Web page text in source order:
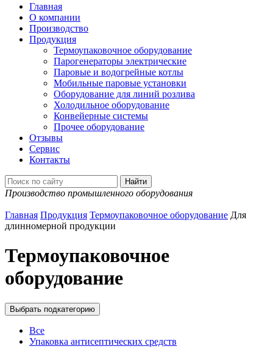
Главная
О компании
Производство
Продукция
Термоупаковочное оборудование
Парогенераторы электрические
Паровые и водогрейные котлы
Мобильные паровые установки
Оборудование для линий розлива
Холодильное оборудование
Конвейерные системы
Прочее оборудование
Отзывы
Сервис
Контакты
Производство промышленного оборудования
Главная Продукция Термоупаковочное оборудование Для
длинномерной продукции
Термоупаковочное
оборудование
Выбрать подкатегорию
Все
Упаковка антисептических средств